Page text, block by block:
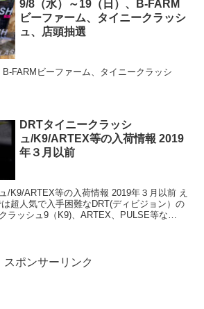
9/8（水）～19（日）、B-FARM
ビーファーム、タイニークラッシ
ュ、店頭抽選
FARMビーファーム、タイニークラッシ
DRTタイニークラッシ
ュ/K9/ARTEX等の入荷情報 2019
年３月以前
/K9/ARTEX等の入荷情報 2019年３月以前 え
超人気で入手困難なDRT(ディビジョン）の
ラッシュ9（K9)、ARTEX、PULSE等な
スポンサーリンク